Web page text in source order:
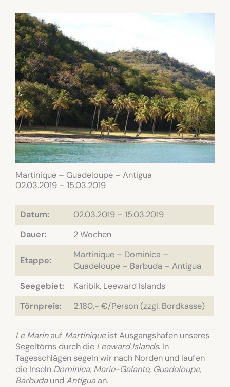
Martinique – Guadeloupe – Antigua
02.03.2019 – 15.03.2019
Datum:
02.03.2019 – 15.03.2019
Dauer:
2 Wochen
Etappe:
Martinique – Dominica –
Guadeloupe – Barbuda – Antigua
Seegebiet:
Karibik, Leeward Islands
Törnpreis:
2.180,- €/Person (zzgl. Bordkasse)
Le Marinauf Martiniqueist Ausgangshafen unseres
Segeltörns durch die Leeward Islands. In
Tagesschlägen segeln wir nach Norden und laufen
die Inseln Dominica, Marie-Galante, Guadeloupe,
Barbudaund Antiguaan.